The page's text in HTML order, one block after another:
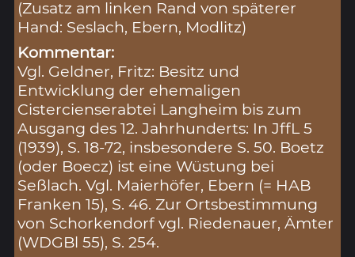
(Zusatz am linken Rand von späterer
Hand: Seslach, Ebern, Modlitz)
Kommentar:
Vgl. Geldner, Fritz: Besitz und
Entwicklung der ehemaligen
Cistercienserabtei Langheim bis zum
Ausgang des 12. Jahrhunderts: In JffL 5
(1939), S. 18-72, insbesondere S. 50. Boetz
(oder Boecz) ist eine Wüstung bei
Seßlach. Vgl. Maierhöfer, Ebern (= HAB
Franken 15), S. 46. Zur Ortsbestimmung
von Schorkendorf vgl. Riedenauer, Ämter
(WDGBl 55), S. 254.